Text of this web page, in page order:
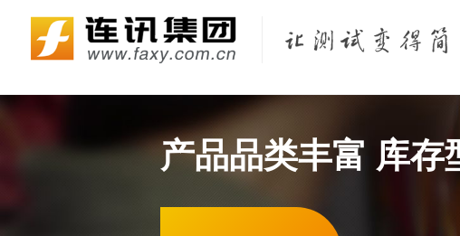
产品品类丰富 库存